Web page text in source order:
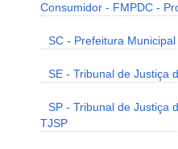
Consumidor - FMPDC -
SC - Prefeitura
SE - Tribunal de Justiça
SP - Tribunal de Justiça
TJSP